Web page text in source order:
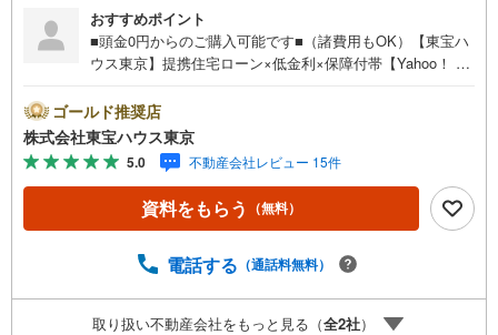
おすすめポイント
■頭金0円からのご購入可能です■（諸費用もOK）【東宝ハ
ウス東京】提携住宅ローン×低金利×保障付帯【Yahoo！ 不
ayボーナスライトがもらえる「Yahoo！ 不動産 物件ご成約
キャンペーン」の対象になります。「資料をもらう」「見
学予約をする」ボタンからお問い合わせください。※必ずY
ahoo！ JAPAN IDでログインしてください。※PayPayボー
ナスライトは出金と譲渡はできません。ご案内・詳細な資
料のご請求はお気軽にどうぞ♪お電話でのお問い合わせも
ゴールド推奨店
株式会社東宝ハウス東京
5.0 不動産会社レビュー 15件
資料をもらう （無料）
電話する （通話料無料）
取り扱い不動産会社をもっと見る（全2社）